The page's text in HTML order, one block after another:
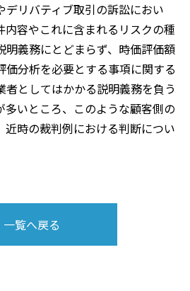
リバティブ取引の訴訟におい
内容やこれに含まれるリスクの種
明義務にとどまらず、時価評価額
価分析を必要とする事項に関する
者としてはかかる説明義務を負う
多いところ、このような顧客側の
時の裁判例における判断につい
一覧へ戻る